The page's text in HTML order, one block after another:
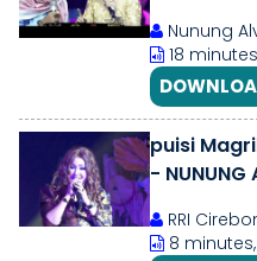
Nunung
18
puisi
- NUNUNG
RRI
8